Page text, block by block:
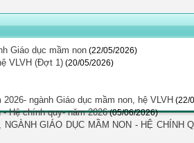
Giáo dục mầm non (22/05/2026)
VLVH (Đợt 1) (20/05/2026)
ngành Giáo dục mầm non, hệ VLVH (22/
Hệ chính quy- năm 2026 (05/06/2026)
GIÁO DỤC MẦM NON - HỆ CHÍNH